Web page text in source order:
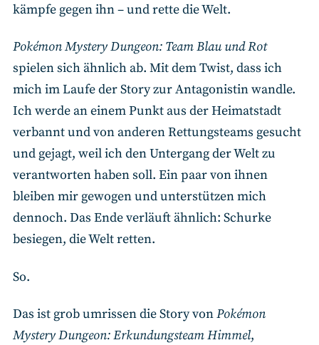
kämpfe gegen ihn – und rette die Welt.
Pokémon Mystery Dungeon: Team Blau und Rot
spielen sich ähnlich ab. Mit dem Twist, dass ich
mich im Laufe der Story zur Antagonistin wandle.
Ich werde an einem Punkt aus der Heimatstadt
verbannt und von anderen Rettungsteams gesucht
und gejagt, weil ich den Untergang der Welt zu
verantworten haben soll. Ein paar von ihnen
bleiben mir gewogen und unterstützen mich
dennoch. Das Ende verläuft ähnlich: Schurke
besiegen, die Welt retten.
So.
Das ist grob umrissen die Story vonPokémon
Mystery Dungeon: Erkundungsteam Himmel,